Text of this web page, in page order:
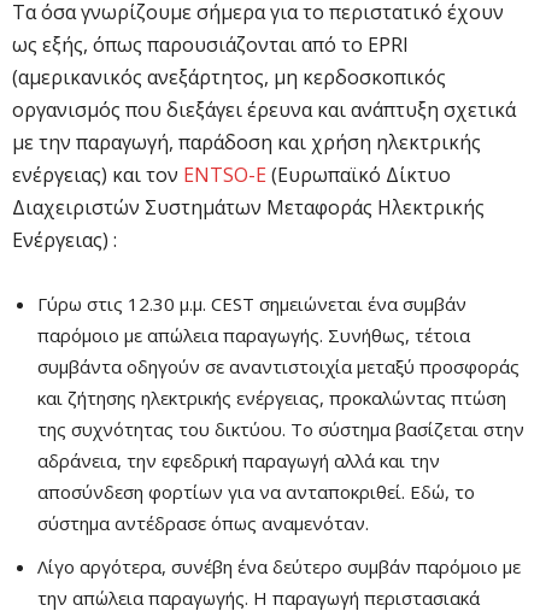
Τα όσα γνωρίζουμε σήμερα για το περιστατικό έχουν
ως εξής, όπως παρουσιάζονται από το EPRI
(αμερικανικός ανεξάρτητος, μη κερδοσκοπικός
οργανισμός που διεξάγει έρευνα και ανάπτυξη σχετικά
με την παραγωγή, παράδοση και χρήση ηλεκτρικής
ενέργειας) και τον ENTSO-E (Ευρωπαϊκό Δίκτυο
Διαχειριστών Συστημάτων Μεταφοράς Ηλεκτρικής
Ενέργειας) :
Γύρω στις 12.30 μ.μ. CEST σημειώνεται ένα συμβάν
παρόμοιο με απώλεια παραγωγής. Συνήθως, τέτοια
συμβάντα οδηγούν σε αναντιστοιχία μεταξύ προσφοράς
και ζήτησης ηλεκτρικής ενέργειας, προκαλώντας πτώση
της συχνότητας του δικτύου. Το σύστημα βασίζεται στην
αδράνεια, την εφεδρική παραγωγή αλλά και την
αποσύνδεση φορτίων για να ανταποκριθεί. Εδώ, το
σύστημα αντέδρασε όπως αναμενόταν.
Λίγο αργότερα, συνέβη ένα δεύτερο συμβάν παρόμοιο με
την απώλεια παραγωγής. Η παραγωγή περιστασιακά